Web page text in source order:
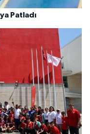
Patladı